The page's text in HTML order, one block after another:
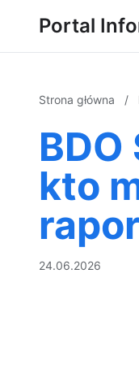
Portal
Strona główna /
kto
24.06.2026